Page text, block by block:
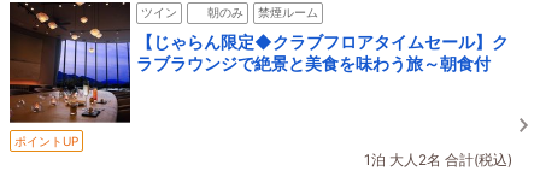
ツイン 朝のみ 禁煙ルーム
【じゃらん限定◆クラブフロアタイムセール】ク
ラブラウンジで絶景と美食を味わう旅～朝食付
ポイントUP
1泊 大人2名 合計(税込)